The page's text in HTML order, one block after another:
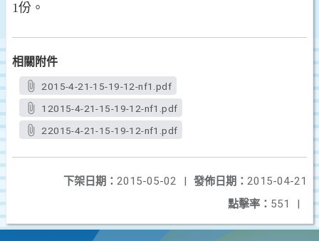
1份。
相關附件
2015-4-21-15-19-12-nf1.pdf
12015-4-21-15-19-12-nf1.pdf
22015-4-21-15-19-12-nf1.pdf
發佈日期： 2015-04-21
下架日期： 2015-05-02
|
點擊率： 551 |